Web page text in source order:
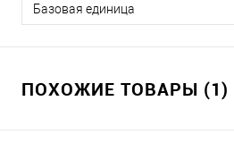
Базовая единица
ПОХОЖИЕ ТОВАРЫ (1)